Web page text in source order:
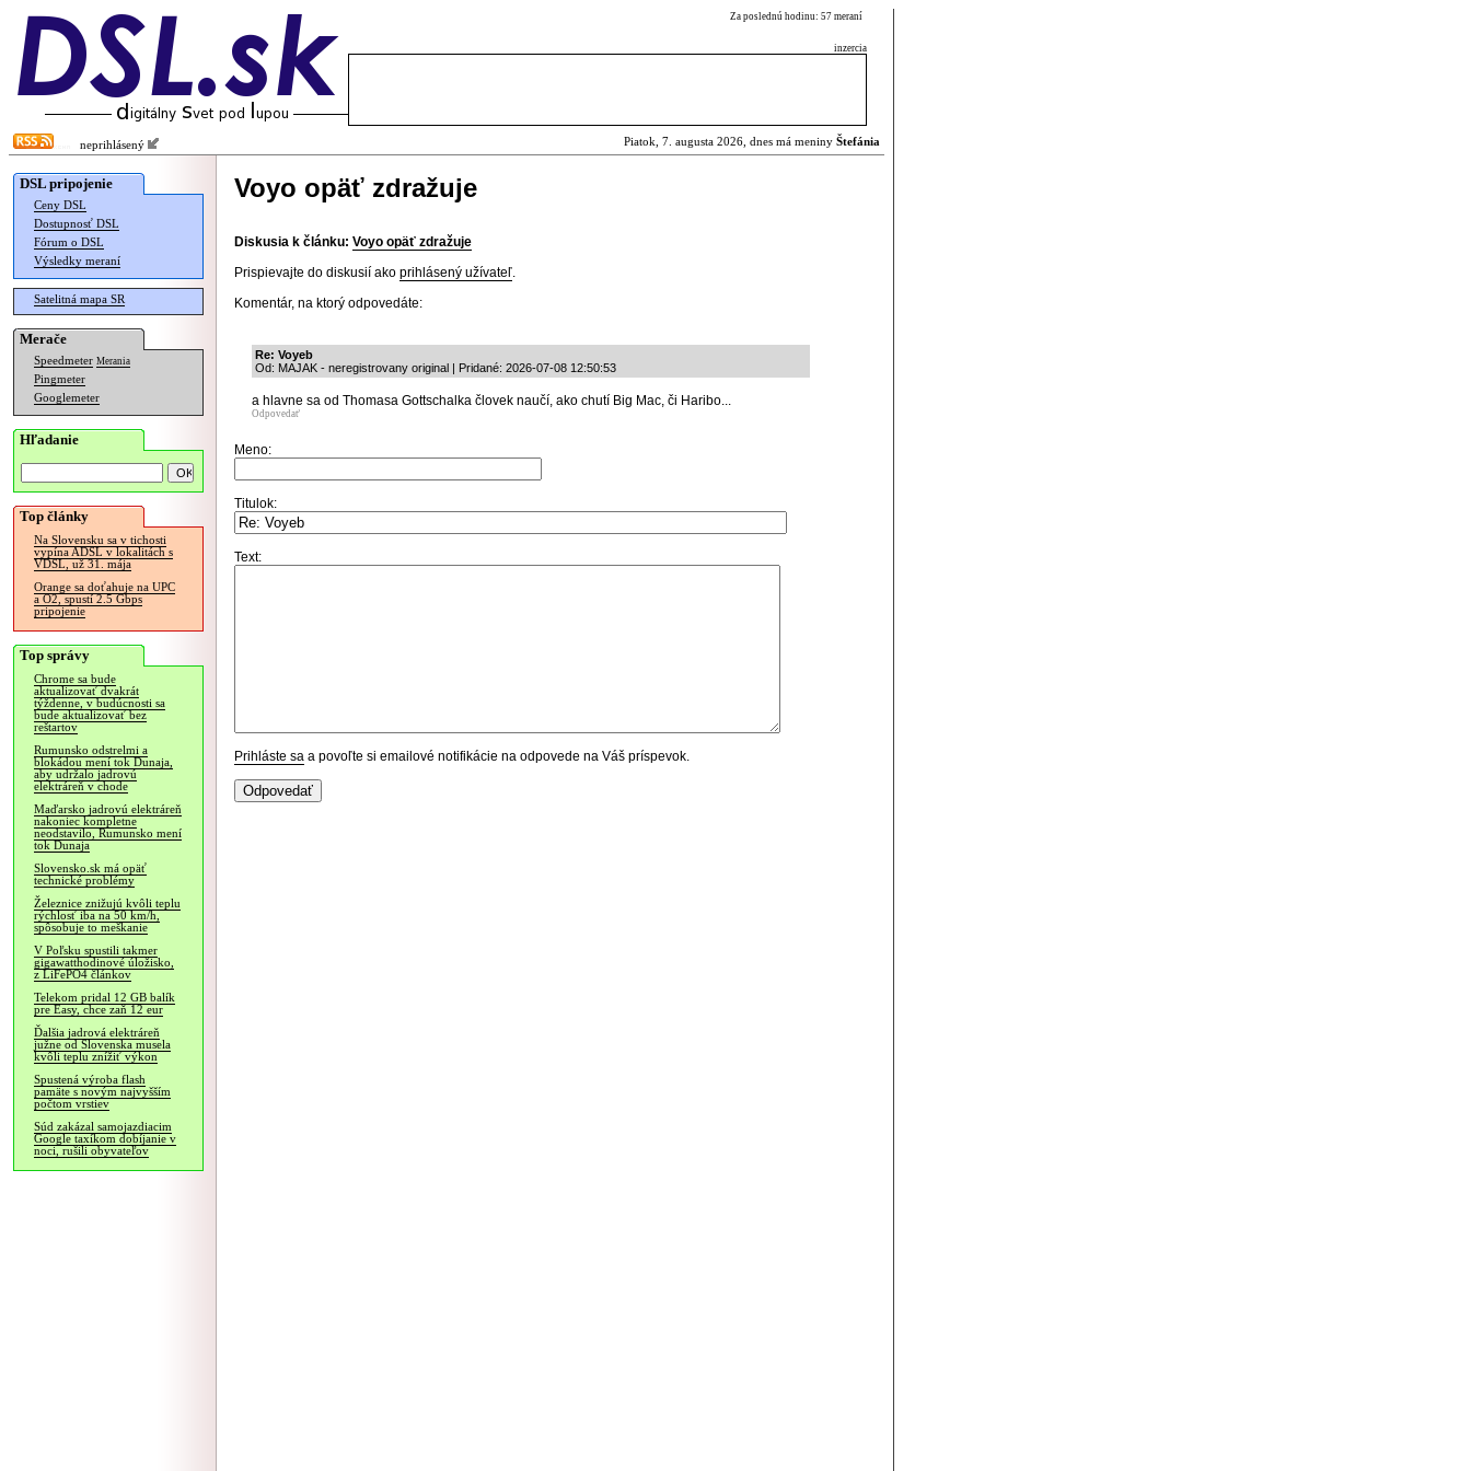
Za poslednú hodinu: 57 meraní
inzercia
neprihlásený Piatok, 7. augusta 2026, dnes má meniny Štefánia
DSL pripojenie
Ceny DSL
Dostupnosť DSL
Fórum o DSL
Výsledky meraní
Satelitná mapa SR
Merače
Speedmeter Merania
Pingmeter
Googlemeter
Hľadanie
Top články
Na Slovensku sa v tichosti
vypína ADSL v lokalitách s
VDSL, už 31. mája
Orange sa doťahuje na UPC
a O2, spustí 2.5 Gbps
pripojenie
Top správy
Chrome sa bude
aktualizovať dvakrát
týždenne, v budúcnosti sa
bude aktualizovať bez
reštartov
Rumunsko odstrelmi a
blokádou mení tok Dunaja,
aby udržalo jadrovú
elektráreň v chode
Maďarsko jadrovú elektráreň
nakoniec kompletne
neodstavilo, Rumunsko mení
tok Dunaja
Slovensko.sk má opäť
technické problémy
Železnice znižujú kvôli teplu
rýchlosť iba na 50 km/h,
spôsobuje to meškanie
V Poľsku spustili takmer
gigawatthodinové úložisko,
z LiFePO4 článkov
Telekom pridal 12 GB balík
pre Easy, chce zaň 12 eur
Ďalšia jadrová elektráreň
južne od Slovenska musela
kvôli teplu znížiť výkon
Spustená výroba flash
pamäte s novým najvyšším
počtom vrstiev
Súd zakázal samojazdiacim
Google taxíkom dobíjanie v
noci, rušili obyvateľov
Voyo opäť zdražuje
Diskusia k článku: Voyo opäť zdražuje
Prispievajte do diskusií ako prihlásený užívateľ.
Komentár, na ktorý odpovedáte:
Re: Voyeb
Od: MAJAK - neregistrovany original | Pridané: 2026-07-08 12:50:53
a hlavne sa od Thomasa Gottschalka človek naučí, ako chutí Big Mac, či Haribo...
Odpovedať
Meno:
Titulok:
Text:
Prihláste sa a povoľte si emailové notifikácie na odpovede na Váš príspevok.